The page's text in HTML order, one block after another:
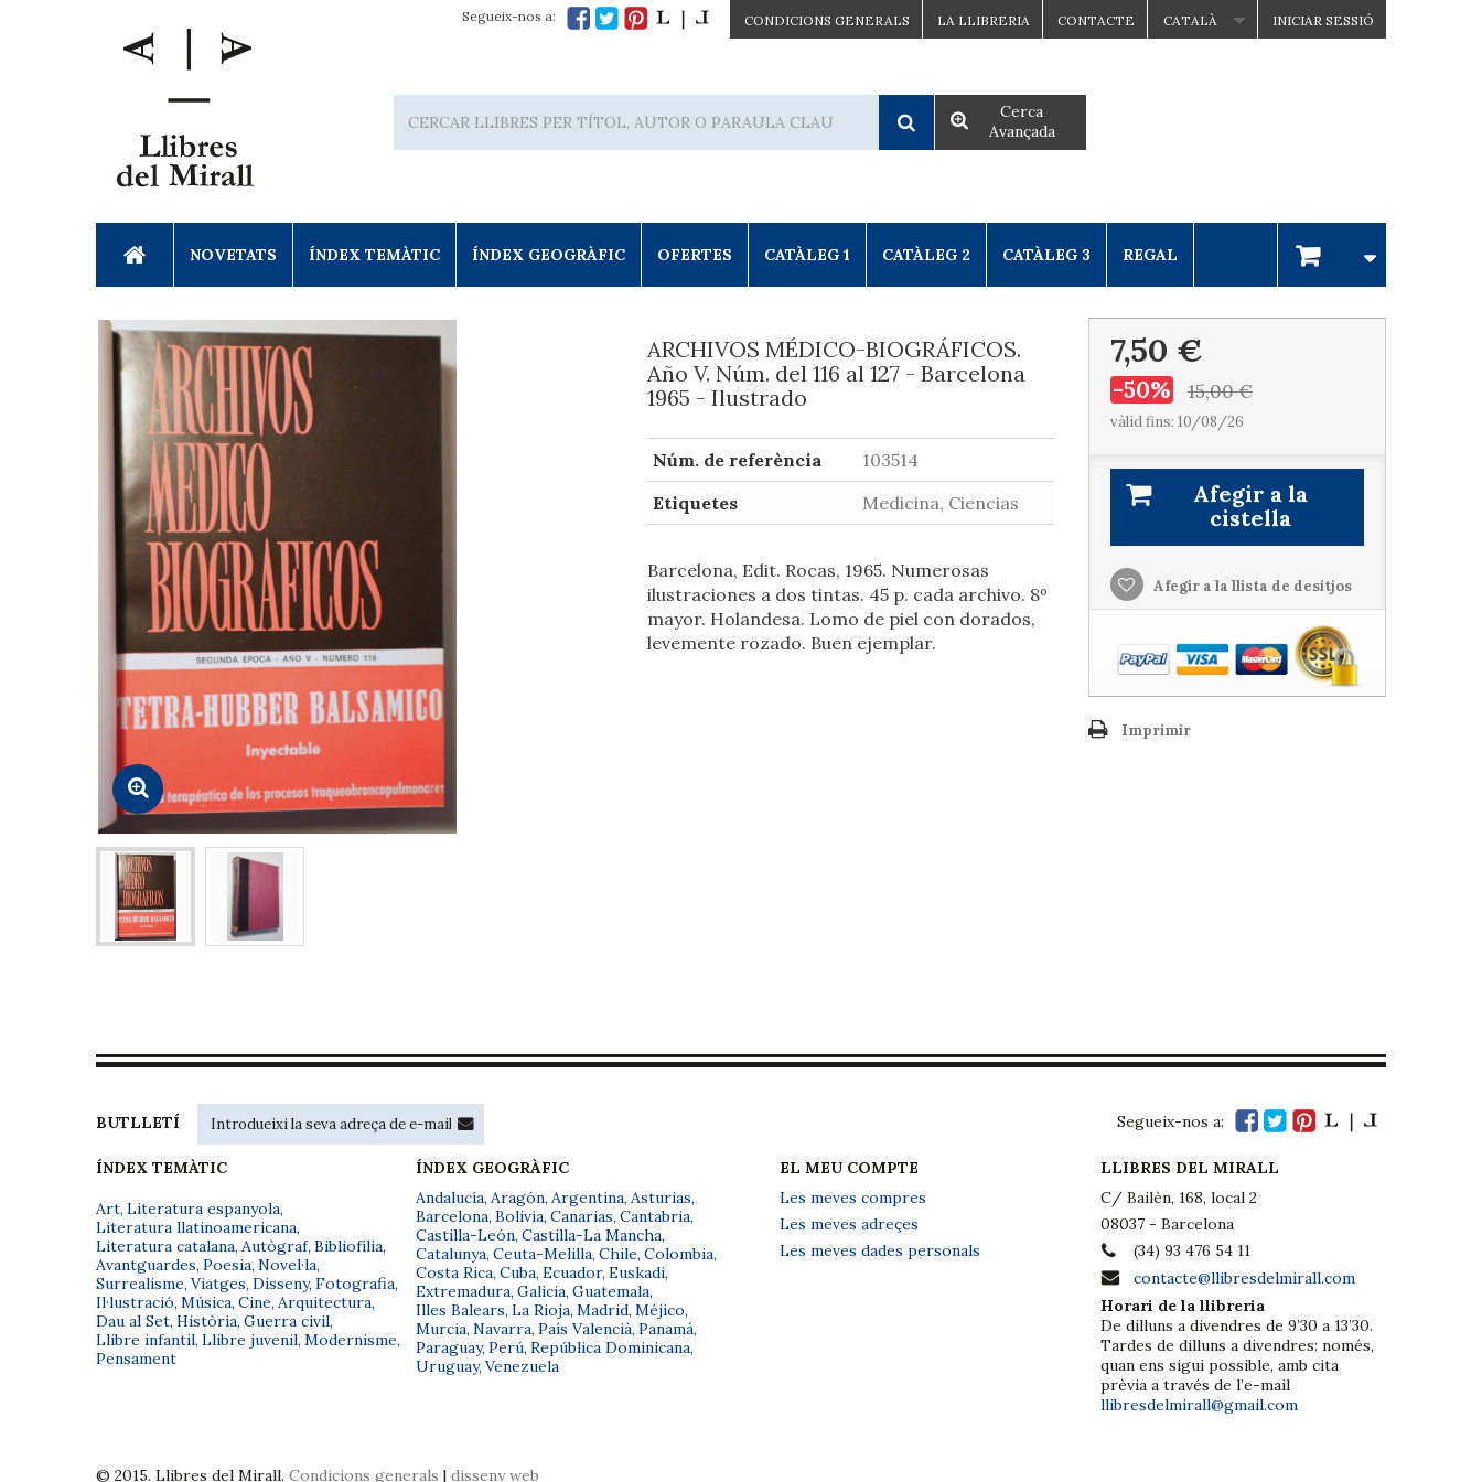
INICIAR SESSIÓ
CATALÀ
CONTACTE
LA LLIBRERIA
CONDICIONS GENERALS
Segueix-nos a:
Cerca
Avançada
NOVETATS ÍNDEX TEMÀTIC ÍNDEX GEOGRÀFIC OFERTES CATÀLEG 1 CATÀLEG 2 CATÀLEG 3 REGAL
ARCHIVOS MÉDICO-BIOGRÁFICOS.
Año V. Núm. del 116 al 127 - Barcelona
1965 - Ilustrado
Núm. de referència
103514
Etiquetes
Medicina, Ciencias
Barcelona, Edit. Rocas, 1965. Numerosas
ilustraciones a dos tintas. 45 p. cada archivo. 8º
mayor. Holandesa. Lomo de piel con dorados,
levemente rozado. Buen ejemplar.
7,50 €
-50% 15,00 €
vàlid fins: 10/08/26
Afegir a la
cistella
Afegir a la llista de desitjos
Imprimir
BUTLLETÍ Segueix-nos a:
ÍNDEX TEMÀTIC
Art, Literatura espanyola,
Literatura llatinoamericana,
Literatura catalana, Autògraf, Bibliofília,
Avantguardes, Poesia, Novel·la,
Surrealisme, Viatges, Disseny, Fotografia,
Il·lustració, Música, Cine, Arquitectura,
Dau al Set, Història, Guerra civil,
Llibre infantil, Llibre juvenil, Modernisme,
Pensament
ÍNDEX GEOGRÀFIC
Andalucía, Aragón, Argentina, Asturias,
Barcelona, Bolivia, Canarias, Cantabria,
Castilla-León, Castilla-La Mancha,
Catalunya, Ceuta-Melilla, Chile, Colombia,
Costa Rica, Cuba, Ecuador, Euskadi,
Extremadura, Galicia, Guatemala,
Illes Balears, La Rioja, Madrid, Méjico,
Murcia, Navarra, País Valencià, Panamá,
Paraguay, Perú, República Dominicana,
Uruguay, Venezuela
EL MEU COMPTE
Les meves compres
Les meves adreçes
Les meves dades personals
LLIBRES DEL MIRALL
C/ Bailèn, 168, local 2
08037 - Barcelona
(34) 93 476 54 11
contacte@llibresdelmirall.com
Horari de la llibreria
De dilluns a divendres de 9’30 a 13’30.
Tardes de dilluns a divendres: només,
quan ens sigui possible, amb cita
prèvia a través de l’e-mail
llibresdelmirall@gmail.com
© 2015. Llibres del Mirall. Condicions generals | disseny web